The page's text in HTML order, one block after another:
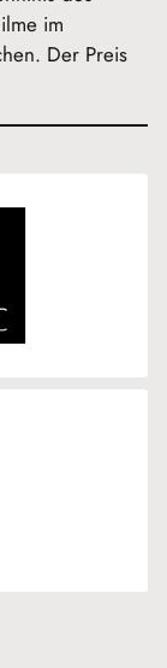
im
Der Preis